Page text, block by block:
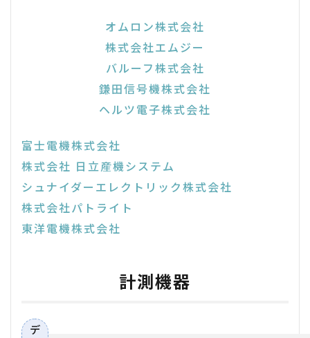
オムロン株式会社
株式会社エムジー
バルーフ株式会社
鎌田信号機株式会社
ヘルツ電子株式会社
富士電機株式会社
株式会社 日立産機システム
シュナイダーエレクトリック株式会社
株式会社パトライト
東洋電機株式会社
計測機器
デ